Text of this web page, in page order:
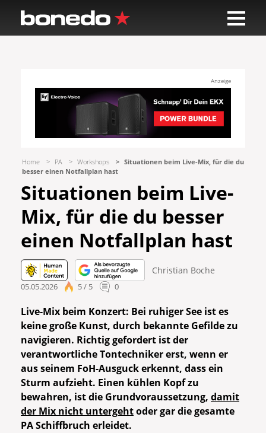
Anzeige
Home PA Workshops
Situationen beim Live-Mix, für die du
besser einen Notfallplan hast
Situationen beim Live-
Mix, für die du besser
einen Notfallplan hast
Christian Boche
05.05.2026 5 / 5 0
Live-Mix beim Konzert: Bei ruhiger See ist es
keine große Kunst, durch bekannte Gefilde zu
navigieren. Richtig gefordert ist der
verantwortliche Tontechniker erst, wenn er
aus seinem FoH-Ausguck erkennt, dass ein
Sturm aufzieht. Einen kühlen Kopf zu
bewahren, ist die Grundvoraussetzung, damit
der Mix nicht untergehtoder gar die gesamte
PA Schiffbruch erleidet.